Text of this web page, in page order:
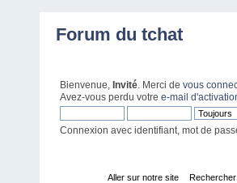
Forum du tchat
Bienvenue, Invité . Merci de vous
Avez-vous perdu votre e-mail
Connexion avec identifiant, mot de
Aller sur notre site Rechercher